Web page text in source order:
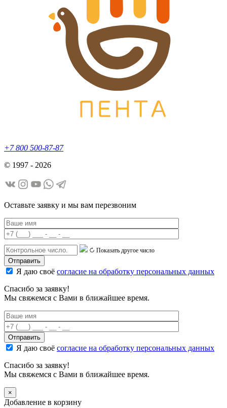
+7 800 500-87-87
© 1997 - 2026
Оставьте заявку и мы вам перезвоним
Показать другое число
Я даю своё согласие на обработку персональных данных
Спасибо за заявку!
Мы свяжемся с Вами в ближайшее время.
Я даю своё согласие на обработку персональных данных
Спасибо за заявку!
Мы свяжемся с Вами в ближайшее время.
×
Добавление в корзину